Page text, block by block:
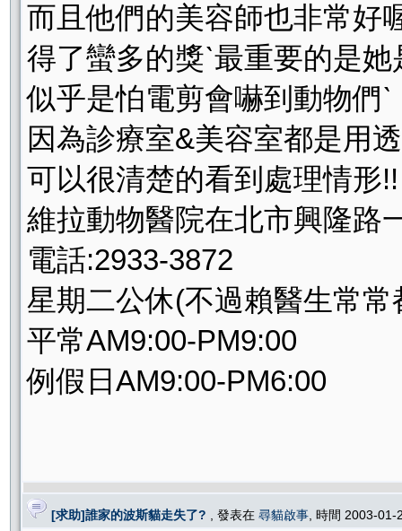
而且他們的美容師也非常好
得了蠻多的獎ˋ最重要的是
似乎是怕電剪會嚇到動物們ˋ
因為診療室&美容室都是用
可以很清楚的看到處理情形!!
維拉動物醫院在北市興隆路
電話:2933-3872
星期二公休(不過賴醫生常常
平常AM9:00-PM9:00
例假日AM9:00-PM6:00
[求助]誰家的波斯貓走失了? , 發表在 尋貓啟事 , 時間 2003-